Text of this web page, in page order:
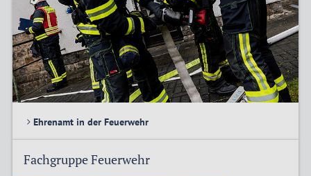
Ehrenamt in der Feuerwehr
Fachgruppe Feuerwehr